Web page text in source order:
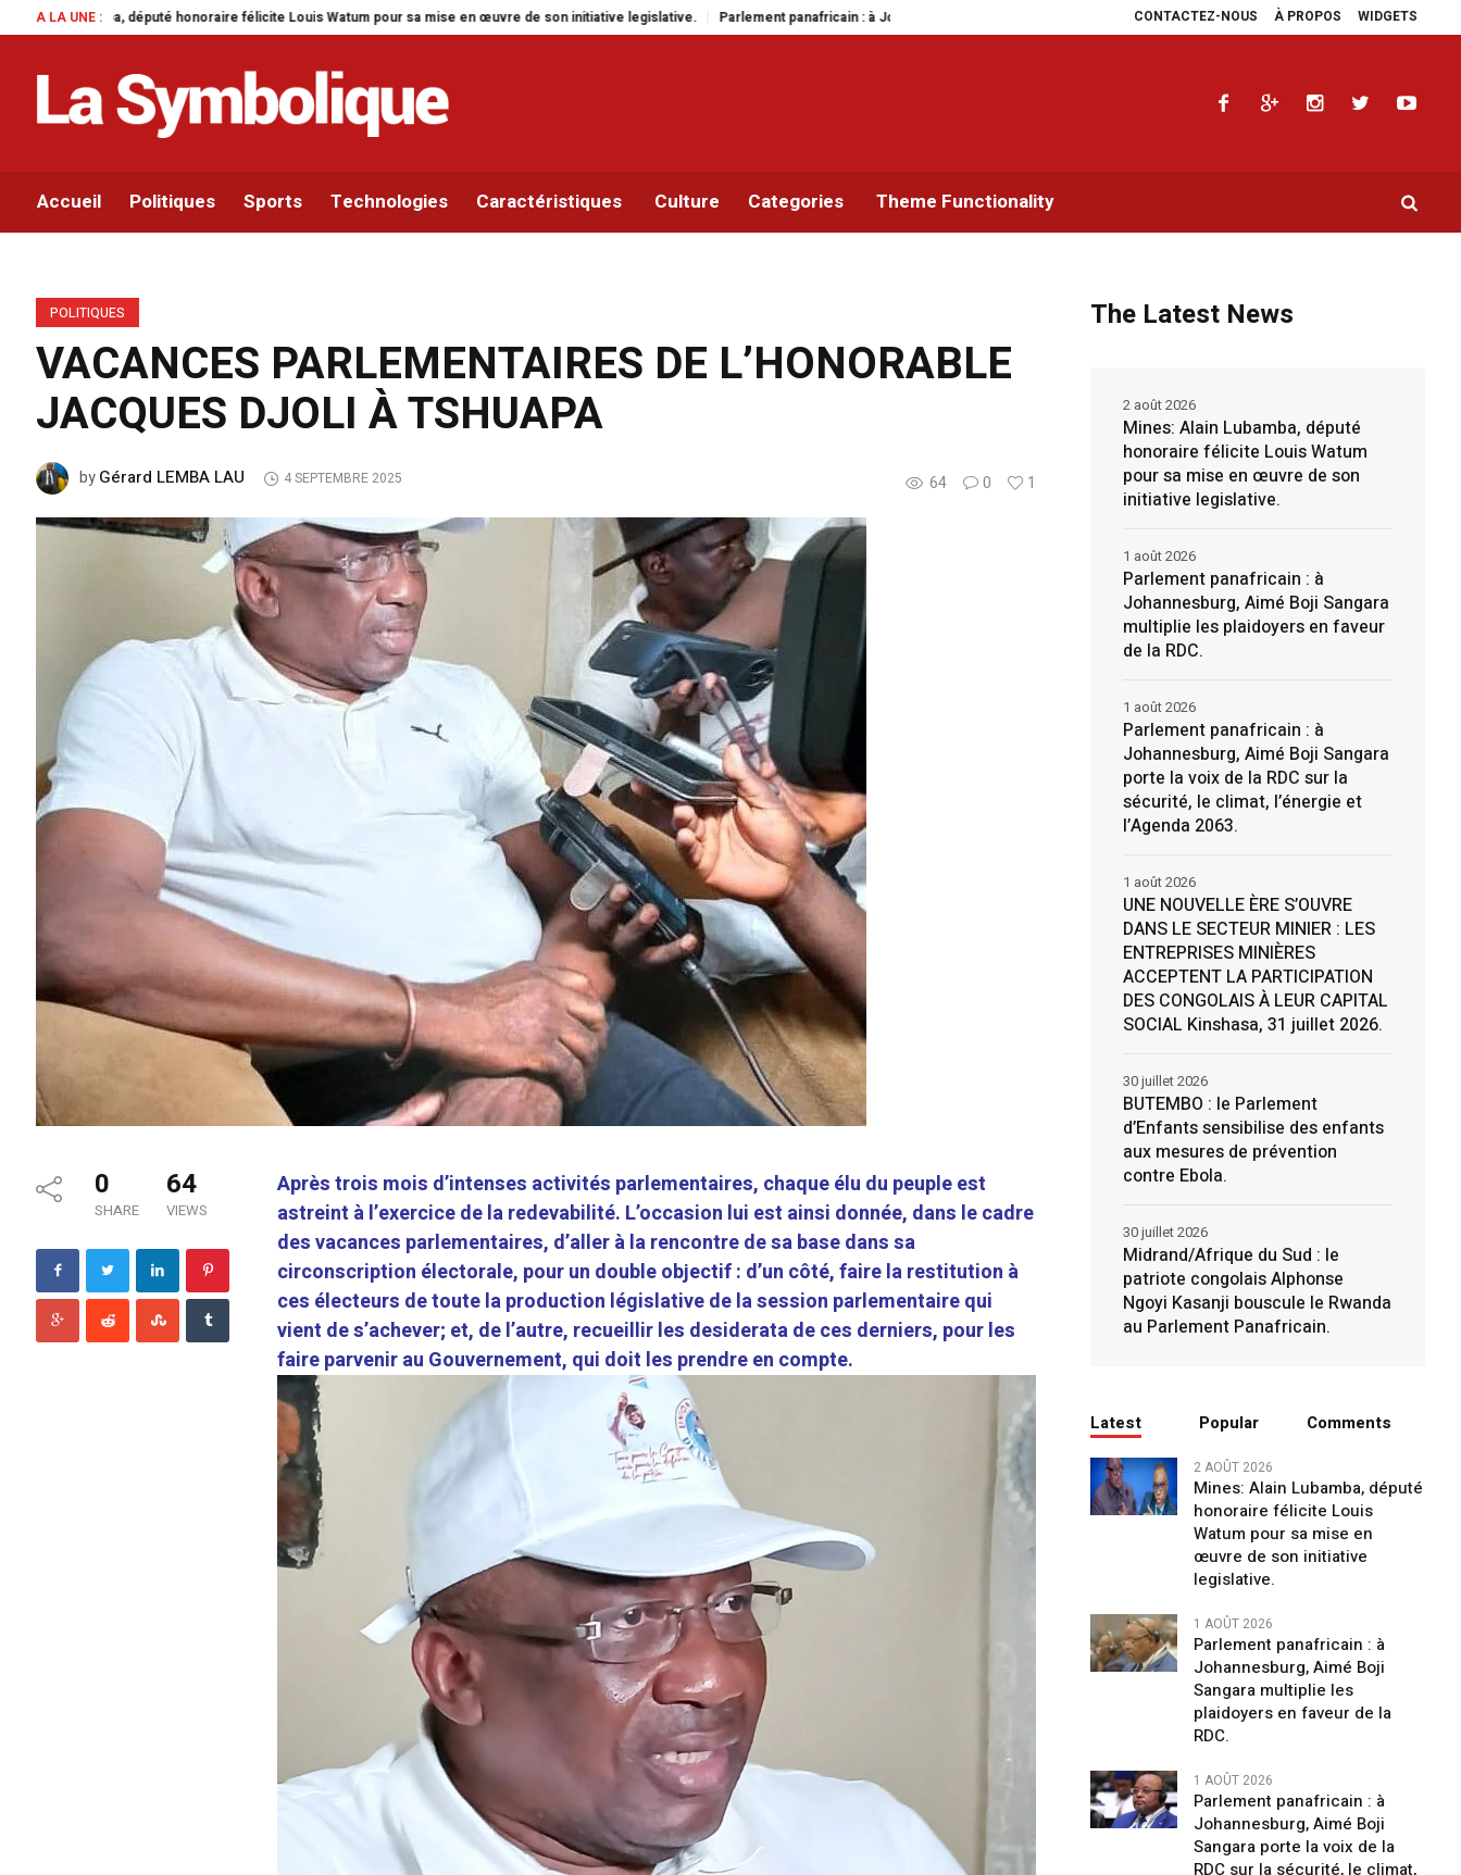
CONTACTEZ-NOUS À PROPOS WIDGETS
A LA UNE :
Louis Watum pour sa mise en œuvre de son initiative legislative. Parlement panafricain : à Johannesburg, Aimé Boji Sangara multiplie les plaidoyers en faveur de la RDC. Parlement panafricain : à Johannesburg, Aimé
Accueil Politiques Sports Technologies Caractéristiques Culture Categories Theme Functionality
POLITIQUES
VACANCES PARLEMENTAIRES DE L’HONORABLE
JACQUES DJOLI À TSHUAPA
64 0 1
byGérard LEMBA LAU 4 SEPTEMBRE 2025
0
SHARE
64
VIEWS
Après trois mois d’intenses activités parlementaires, chaque élu du peuple est
astreint à l’exercice de la redevabilité. L’occasion lui est ainsi donnée, dans le cadre
des vacances parlementaires, d’aller à la rencontre de sa base dans sa
circonscription électorale, pour un double objectif : d’un côté, faire la restitution à
ces électeurs de toute la production législative de la session parlementaire qui
vient de s’achever; et, de l’autre, recueillir les desiderata de ces derniers, pour les
faire parvenir au Gouvernement, qui doit les prendre en compte.
The Latest News
Mines: Alain Lubamba, député
honoraire félicite Louis Watum
pour sa mise en œuvre de son
initiative legislative.
2 août 2026
Parlement panafricain : à
Johannesburg, Aimé Boji Sangara
multiplie les plaidoyers en faveur
de la RDC.
1 août 2026
Parlement panafricain : à
Johannesburg, Aimé Boji Sangara
porte la voix de la RDC sur la
sécurité, le climat, l’énergie et
l’Agenda 2063.
1 août 2026
UNE NOUVELLE ÈRE S’OUVRE
DANS LE SECTEUR MINIER : LES
ENTREPRISES MINIÈRES
ACCEPTENT LA PARTICIPATION
DES CONGOLAIS À LEUR CAPITAL
SOCIAL Kinshasa, 31 juillet 2026.
1 août 2026
BUTEMBO : le Parlement
d’Enfants sensibilise des enfants
aux mesures de prévention
contre Ebola.
30 juillet 2026
Midrand/Afrique du Sud : le
patriote congolais Alphonse
Ngoyi Kasanji bouscule le Rwanda
au Parlement Panafricain.
30 juillet 2026
Latest Popular Comments
2 AOÛT 2026
Mines: Alain Lubamba, député
honoraire félicite Louis
Watum pour sa mise en
œuvre de son initiative
legislative.
1 AOÛT 2026
Parlement panafricain : à
Johannesburg, Aimé Boji
Sangara multiplie les
plaidoyers en faveur de la
RDC.
1 AOÛT 2026
Parlement panafricain : à
Johannesburg, Aimé Boji
Sangara porte la voix de la
RDC sur la sécurité, le climat,